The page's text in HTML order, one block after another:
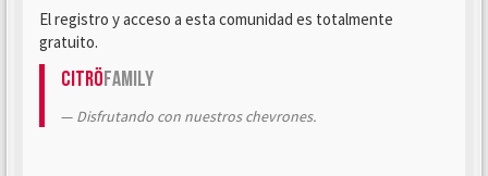
El registro y acceso a esta comunidad es totalmente
gratuito.
CitröFamily
Disfrutando con nuestros chevrones.